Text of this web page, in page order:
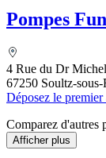
Pompes
4 Rue du Dr
67250 Soultz-sous-
Déposez le premier
Comparez d'autres
Afficher plus